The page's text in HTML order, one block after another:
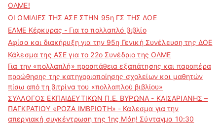
ΟΛΜΕ!
ΟΙ ΟΜΙΛΙΕΣ ΤΗΣ ΑΣΕ ΣΤΗΝ 95η ΓΣ ΤΗΣ ΔΟΕ
ΕΛΜΕ Κέρκυρας - Για το πολλαπλό βιβλίο
Αφίσα και διακήρυξη για την 95η Γενική Συνέλευση της ΔΟΕ
Κάλεσμα της ΑΣΕ για το 22ο Συνέδριο της ΟΛΜΕ
Για την «πολλαπλή» προσπάθεια εξαπάτησης και παραπέρα
προώθησης της κατηγοριοποίησης σχολείων και μαθητών
πίσω από τη βιτρίνα του «πολλαπλού βιβλίου»
ΣΥΛΛΟΓΟΣ ΕΚΠΑΙΔΕΥΤΙΚΩΝ Π.Ε. ΒΥΡΩΝΑ - ΚΑΙΣΑΡΙΑΝΗΣ –
ΠΑΓΚΡΑΤΙΟΥ «ΡΟΖΑ ΙΜΒΡΙΩΤΗ» - Κάλεσμα για την
απεργιακή συγκέντρωση της 1ης Μάη! Σύνταγμα 10:30